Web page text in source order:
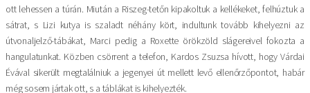
ott lehessen a túrán. Miután a Riszeg-tetőn kipakoltuk a kellékeket, felhúztuk a
sátrat, s Lizi kutya is szaladt néhány kört, indultunk tovább kihelyezni az
útvonaljelző-tábákat, Marci pedig a Roxette örökzöld slágereivel fokozta a
hangulatunkat. Közben csörrent a telefon, Kardos Zsuzsa hívott, hogy Várdai
Évával sikerült megtalálniuk a jegenyei út mellett levő ellenőrzőpontot, habár
még sosem jártak ott, s a táblákat is kihelyezték.